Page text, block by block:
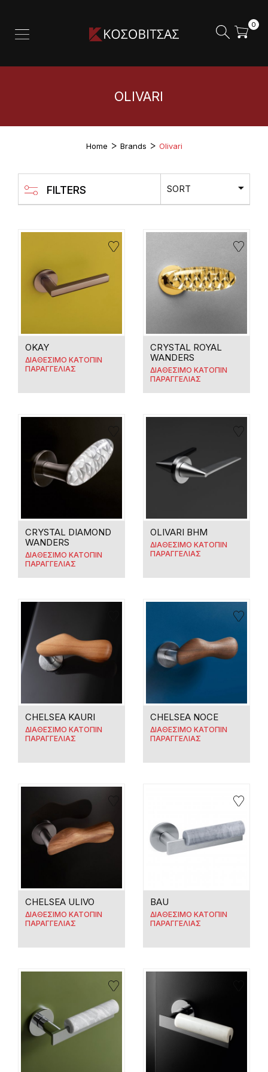
0
OLIVARI
Home Brands Olivari
FILTERS SORT
OKAY
ΔΙΑΘΕΣΙΜΟ ΚΑΤΟΠΙΝ
ΠΑΡΑΓΓΕΛΙΑΣ
CRYSTAL ROYAL
WANDERS
ΔΙΑΘΕΣΙΜΟ ΚΑΤΟΠΙΝ
ΠΑΡΑΓΓΕΛΙΑΣ
CRYSTAL DIAMOND
WANDERS
ΔΙΑΘΕΣΙΜΟ ΚΑΤΟΠΙΝ
ΠΑΡΑΓΓΕΛΙΑΣ
OLIVARI BHM
ΔΙΑΘΕΣΙΜΟ ΚΑΤΟΠΙΝ
ΠΑΡΑΓΓΕΛΙΑΣ
CHELSEA KAURI
ΔΙΑΘΕΣΙΜΟ ΚΑΤΟΠΙΝ
ΠΑΡΑΓΓΕΛΙΑΣ
CHELSEA NOCE
ΔΙΑΘΕΣΙΜΟ ΚΑΤΟΠΙΝ
ΠΑΡΑΓΓΕΛΙΑΣ
CHELSEA ULIVO
ΔΙΑΘΕΣΙΜΟ ΚΑΤΟΠΙΝ
ΠΑΡΑΓΓΕΛΙΑΣ
BAU
ΔΙΑΘΕΣΙΜΟ ΚΑΤΟΠΙΝ
ΠΑΡΑΓΓΕΛΙΑΣ